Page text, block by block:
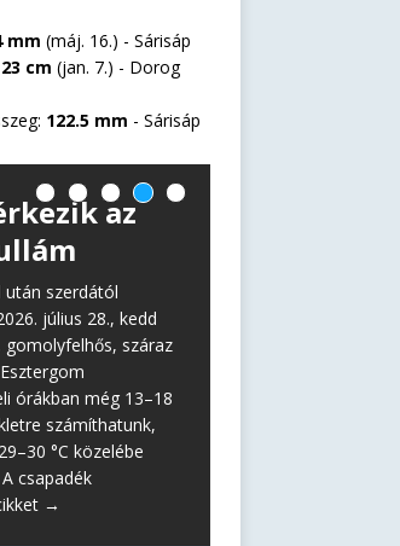
mm (máj. 16.) - Sárisáp
23 cm (jan. 7.) - Dorog
122.5 mm - Sárisáp
az
után szerdától
július 28., kedd
gomolyfelhős, száraz
órákban még 13–18
számíthatunk,
°C közelébe
csapadék
→